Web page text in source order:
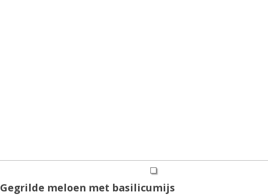
Gegrilde meloen met basilicumijs